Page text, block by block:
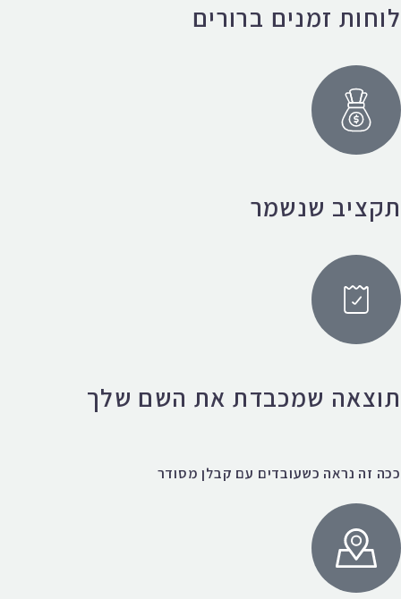
לוחות זמנים ברורים
תקציב שנשמר
תוצאה שמכבדת את השם שלך
ככה זה נראה כשעובדים עם קבלן מסודר